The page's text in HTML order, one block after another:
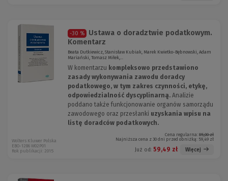
-30 %
Ustawa o doradztwie podatkowym.
Komentarz
Beata Dutkiewicz, Stanisław Kubiak, Marek Kwietko-Bębnowski, Adam
Mariański, Tomasz Miłek,...
W komentarzu kompleksowo przedstawiono
zasady wykonywania zawodu doradcy
podatkowego, w tym zakres czynności, etykę,
odpowiedzialność dyscyplinarną. Analizie
poddano także funkcjonowanie organów samorządu
zawodowego oraz przesłanki uzyskania wpisu na
listę doradców podatkowych.
Cena regularna: 85,00 zł
Najniższa cena z 30 dni przed obniżką: 59,49 zł
Już od: 59,49 zł Więcej
Wolters Kluwer Polska
EBO-1286 W02P01
Rok publikacji: 2015